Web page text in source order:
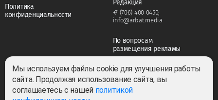
Политика
конфиденциальности
Редакция
+7 (706) 400 0450,
info@arbat.media
По вопросам
размещения рекламы
adv@arbat.media
Мы используем файлы cookie для улучшения работы
сайта. Продолжая использование сайта, вы
соглашаетесь с нашей политикой